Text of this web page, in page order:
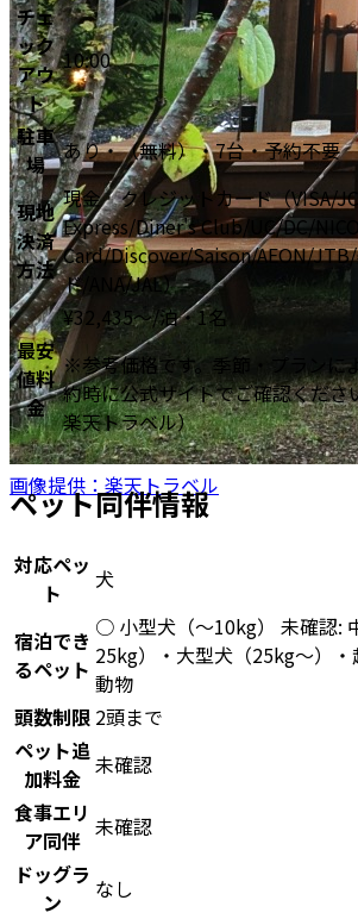
画像提供：楽天トラベル
チェ
ック
アウ
ト
10:00
駐車
場
あり・（無料）・7台・予約不要
現地
決済
方法
現金 クレジットカード（VISA/
Express/Diner's Club/UC/DC/
Card/Discover/Saison/AEON/
ド/ANA/JAL）
最安
値料
金
¥32,435〜/泊・1名
※参考価格です。季節・プランに
約時に公式サイトでご確認くださ
楽天トラベル）
ペット同伴情報
対応ペッ
ト
犬
宿泊でき
るペット
○ 小型犬（〜10kg） 未確認:
25kg）・大型犬（25kg〜）
動物
頭数制限 2頭まで
ペット追
加料金 未確認
食事エリ
ア同伴 未確認
ドッグラ
ン
なし